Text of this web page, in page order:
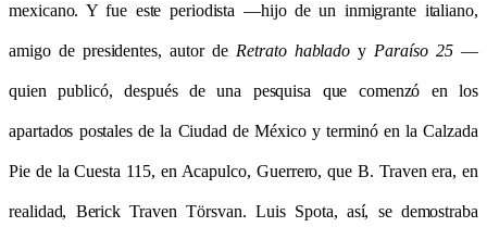
mexicano. Y fue este periodista —hijo de un inmigrante italiano,
amigo de presidentes, autor de Retrato hablado y Paraíso 25—
quien publicó, después de una pesquisa que comenzó en los
apartados postales de la Ciudad de México y terminó en la Calzada
Pie de la Cuesta 115, en Acapulco, Guerrero, que B. Traven era, en
realidad, Berick Traven Törsvan. Luis Spota, así, se demostraba